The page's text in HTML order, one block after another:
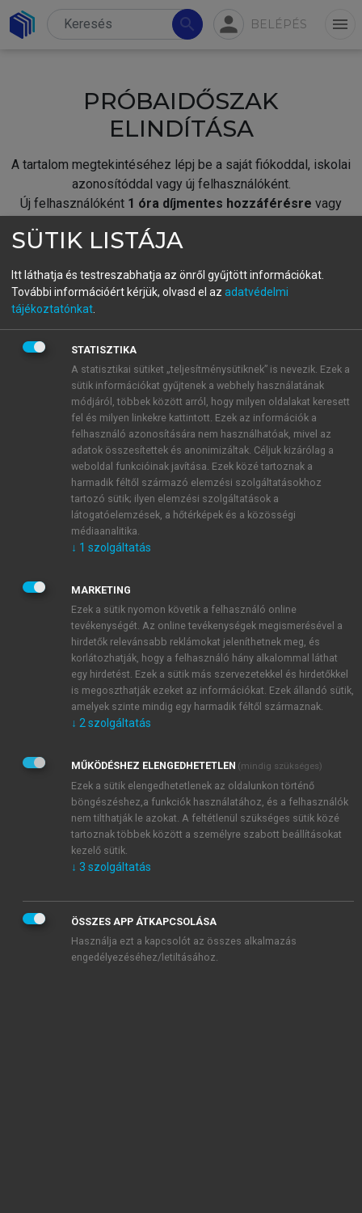
search person BELÉPÉS menu
PRÓBAIDŐSZAK
ELINDÍTÁSA
A tartalom megtekintéséhez lépj be a saját fiókoddal, iskolai
azonosítóddal vagy új felhasználóként.
Új felhasználóként 1 óra díjmentes hozzáférésre vagy
fiókoddal,vagy hozz létre új fiókot.
A regisztráció után apróbaidőszakautomatikusan
BELÉPÉS SAJÁT FIÓKKAL
ÚJ FIÓK LÉTREHOZÁSA
1 óra díjmentes hozzáférés
E-MAIL-CÍM
JELSZÓ
JELSZÓ ÚJRA
Kérek értesítést a MeRSZ újdonságairól, akcióiról.
Kérek értesítést az Akadémiai Kiadó Zrt. újdonságairól,
Adatkezelési tájékoztatóbanfoglaltakat tudomásul
veszem és elfogadom.
Általános vásárlási feltételeket, valamint a szotar.netés a
mersz.huoldalak licencszerződéseiben foglaltakat
tudomásul veszem és elfogadom.
KIPRÓBÁLOM
SÜTIK LISTÁJA
Itt láthatja és testreszabhatja az önről gyűjtött információkat.
További információért kérjük, olvasd el az adatvédelmi
tájékoztatónkat
STATISZTIKA
A statisztikai sütiket „teljesítménysütiknek” is nevezik. Ezek a
sütik információkat gyűjtenek a webhely használatának
módjáról, többek között arról, hogy milyen oldalakat keresett
fel és milyen linkekre kattintott. Ezek az információk a
felhasználó azonosítására nem használhatóak, mivel az
adatok összesítettek és anonimizáltak. Céljuk kizárólag a
weboldal funkcióinak javítása. Ezek közé tartoznak a
harmadik féltől származó elemzési szolgáltatásokhoz
tartozó sütik; ilyen elemzési szolgáltatások a
látogatóelemzések, a hőtérképek és a közösségi
médiaanalitika.
↓ 1 szolgáltatás
MARKETING
Ezek a sütik nyomon követik a felhasználó online
tevékenységét. Az online tevékenységek megismerésével a
hirdetők relevánsabb reklámokat jeleníthetnek meg, és
korlátozhatják, hogy a felhasználó hány alkalommal láthat
egy hirdetést. Ezek a sütik más szervezetekkel és hirdetőkkel
is megoszthatják ezeket az információkat. Ezek állandó sütik,
amelyek szinte mindig egy harmadik féltől származnak.
↓ 2 szolgáltatás
MŰKÖDÉSHEZ ELENGEDHETETLEN (mindig szükséges)
Ezek a sütik elengedhetetlenek az oldalunkon történő
böngészéshez,a funkciók használatához, és a felhasználók
nem tilthatják le azokat. A feltétlenül szükséges sütik közé
tartoznak többek között a személyre szabott beállításokat
kezelő sütik.
↓ 3 szolgáltatás
ÖSSZES APP ÁTKAPCSOLÁSA
Használja ezt a kapcsolót az összes alkalmazás
engedélyezéséhez/letiltásához.